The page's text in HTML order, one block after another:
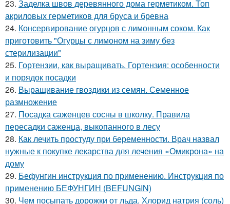
23. Заделка швов деревянного дома герметиком. Топ
акриловых герметиков для бруса и бревна
24. Консервирование огурцов с лимонным соком. Как
приготовить "Огурцы с лимоном на зиму без
стерилизации"
25. Гортензии, как выращивать. Гортензия: особенности
и порядок посадки
26. Выращивание гвоздики из семян. Семенное
размножение
27. Посадка саженцев сосны в школку. Правила
пересадки саженца, выкопанного в лесу
28. Как лечить простуду при беременности. Врач назвал
нужные к покупке лекарства для лечения «Омикрона» на
дому
29. Бефунгин инструкция по применению. Инструкция по
применению БЕФУНГИН (BEFUNGIN)
30. Чем посыпать дорожки от льда. Хлорид натрия (соль)